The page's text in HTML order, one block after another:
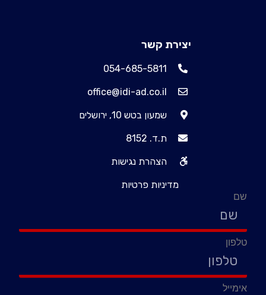
יצירת קשר
054-685-5811
office@idi-ad.co.il
שמעון בטש 10, ירושלים
ת.ד. 8152
הצהרת נגישות
מדיניות פרטיות
שם
טלפון
אימייל